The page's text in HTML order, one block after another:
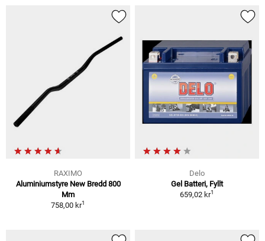
RAXIMO
Aluminiumstyre New Bredd 800
Mm
758,00 kr1
Delo
Gel Batteri, Fyllt
659,02 kr1